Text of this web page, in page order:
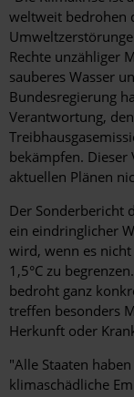
weltweit bedrohen
Rechte unzähliger
sauberes Wasser
Bundesregierung
Verantwortung,
bekämpfen.
aktuellen Plänen
Der Sonderbericht
ein eindringlicher
wird, wenn es
1,5°C zu
bedroht ganz
treffen besonders
Herkunft oder
"Alle Staaten
klimaschädliche